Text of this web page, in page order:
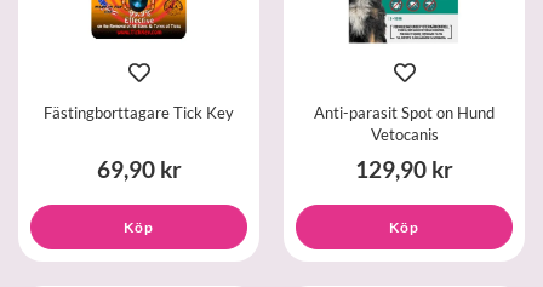
Fästingborttagare Tick Key
69,90 kr
Köp
Anti-parasit Spot on Hund
Vetocanis
129,90 kr
Köp